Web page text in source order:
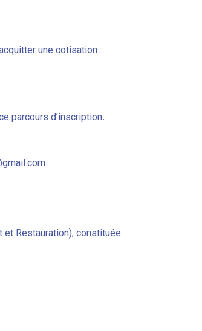
une cotisation :
parcours d’inscription.
et Restauration), constituée